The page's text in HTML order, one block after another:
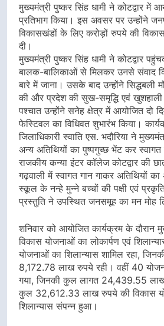
मुख्यमंत्री पुष्कर सिंह धामी ने कोटद्वार में
प्रतिभाग किया। इस अवसर पर उन्होंने
विकासखंडों के लिए करोड़ों रुपये की
दी।
मुख्यमंत्री पुष्कर सिंह धामी ने कोटद्वार
बालक-बालिकाओं से मिलकर उनसे संवाद
बारे में जाना। उसके बाद उन्होंने सिद्धबली
की और प्रदेश की सुख-समृद्धि एवं
पश्चात उन्होंने सनेह क्षेत्र में आयोजित दो
फेस्टिवल का विधिवत शुभारंभ किया।
जिलाधिकारी स्वाति एस. भदौरिया ने
अन्य अतिथियों का पुष्पगुच्छ भेंट कर
राजकीय कन्या इंटर कॉलेज कोटद्वार की
गढ़वाली में स्वागत गान गाकर अतिथियों
स्कूल के नन्हे मुन्ने बच्चों की पक्षी एवं
प्रस्तुति ने उपस्थित जनसमूह का मन मोह
शनिवार को आयोजित कार्यक्रम के दौरान
विकास योजनाओं का लोकार्पण एवं
योजनाओं का शिलान्यास शामिल रहा,
8,172.78 लाख रुपये रही। वहीं 40
गया, जिनकी कुल लागत 24,439.55
कुल 32,612.33 लाख रुपये की विकास
शिलान्यास संपन्न हुआ।